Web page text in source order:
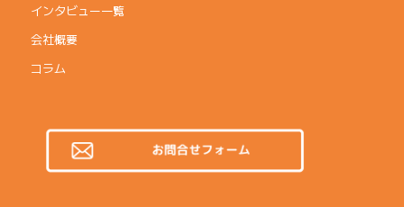
インタビュー一覧
会社概要
コラム